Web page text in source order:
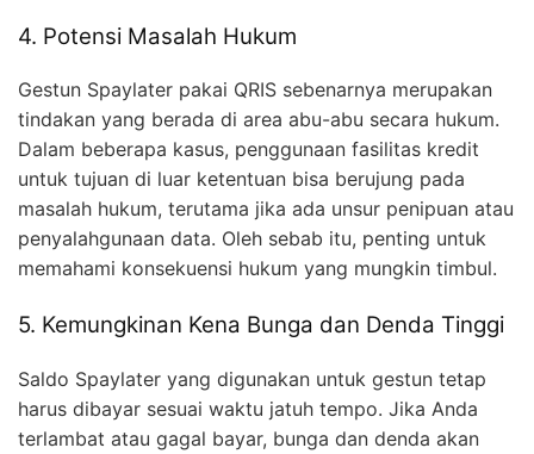
4. Potensi Masalah Hukum
Gestun Spaylater pakai QRIS sebenarnya merupakan
tindakan yang berada di area abu-abu secara hukum.
Dalam beberapa kasus, penggunaan fasilitas kredit
untuk tujuan di luar ketentuan bisa berujung pada
masalah hukum, terutama jika ada unsur penipuan atau
penyalahgunaan data. Oleh sebab itu, penting untuk
memahami konsekuensi hukum yang mungkin timbul.
5. Kemungkinan Kena Bunga dan Denda Tinggi
Saldo Spaylater yang digunakan untuk gestun tetap
harus dibayar sesuai waktu jatuh tempo. Jika Anda
terlambat atau gagal bayar, bunga dan denda akan